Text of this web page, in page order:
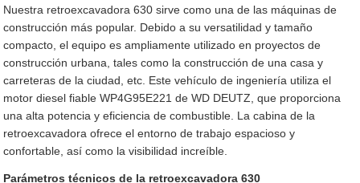
Nuestra retroexcavadora 630 sirve como una de las máquinas de
construcción más popular. Debido a su versatilidad y tamaño
compacto, el equipo es ampliamente utilizado en proyectos de
construcción urbana, tales como la construcción de una casa y
carreteras de la ciudad, etc. Este vehículo de ingeniería utiliza el
motor diesel fiable WP4G95E221 de WD DEUTZ, que proporciona
una alta potencia y eficiencia de combustible. La cabina de la
retroexcavadora ofrece el entorno de trabajo espacioso y
confortable, así como la visibilidad increíble.
Parámetros técnicos de la retroexcavadora 630